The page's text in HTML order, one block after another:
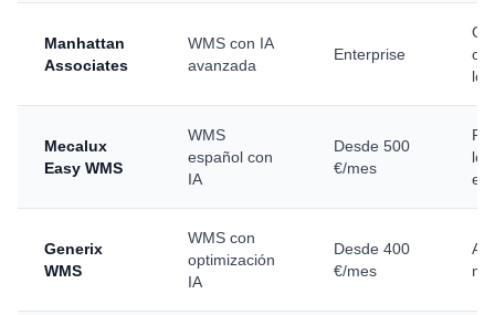
Manhattan
Associates
WMS con IA
avanzada
Enterprise
Mecalux
Easy WMS
WMS
español con
IA
Desde 500
€/mes
Generix
WMS
WMS con
optimización
IA
Desde 400
€/mes